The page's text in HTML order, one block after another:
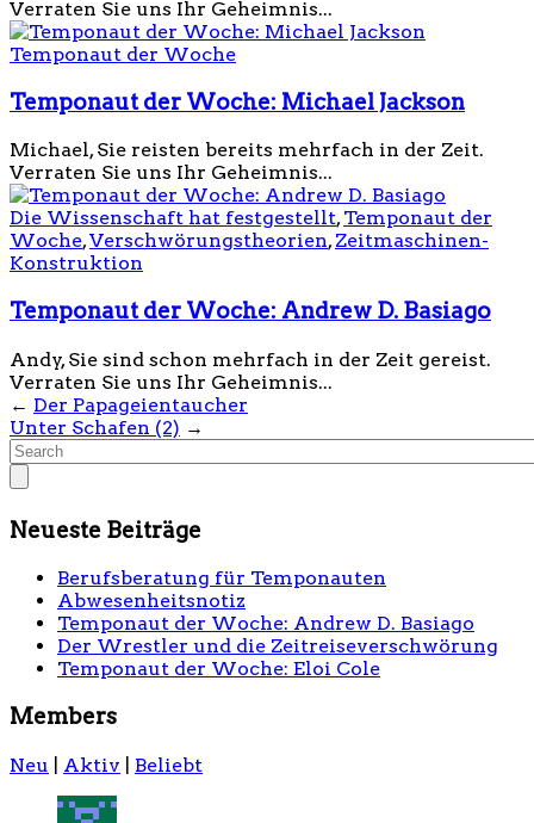
Verraten Sie uns Ihr Geheimnis...
Temponaut der Woche
Temponaut der Woche: Michael Jackson
Michael, Sie reisten bereits mehrfach in der Zeit.
Verraten Sie uns Ihr Geheimnis...
Die Wissenschaft hat festgestellt,Temponaut der
Woche,Verschwörungstheorien,Zeitmaschinen-
Konstruktion
Temponaut der Woche: Andrew D. Basiago
Andy, Sie sind schon mehrfach in der Zeit gereist.
Verraten Sie uns Ihr Geheimnis...
← Der Papageientaucher
Unter Schafen (2) →
Neueste Beiträge
Berufsberatung für Temponauten
Abwesenheitsnotiz
Temponaut der Woche: Andrew D. Basiago
Der Wrestler und die Zeitreiseverschwörung
Temponaut der Woche: Eloi Cole
Members
Neu Aktiv Beliebt